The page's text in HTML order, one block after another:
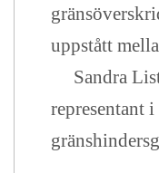
uppstått
Sandra
representant